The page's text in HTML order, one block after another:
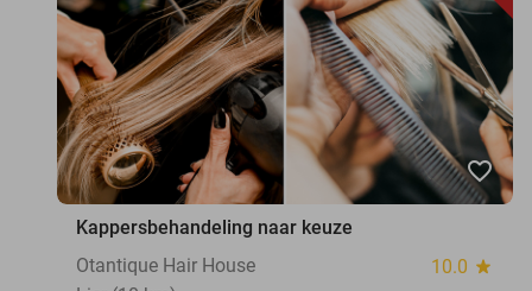
favorite_border
Kappersbehandeling naar keuze
Otantique Hair House
10.0 star